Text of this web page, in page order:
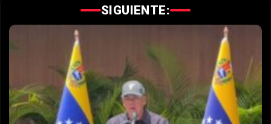
SIGUIENTE: